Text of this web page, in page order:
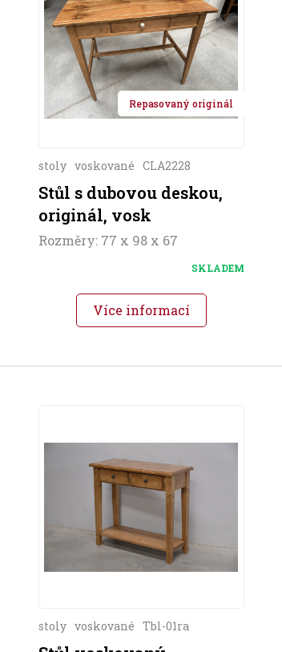
Repasovaný originál
stoly voskované CLA2228
Stůl s dubovou deskou,
originál, vosk
Rozměry: 77 x 98 x 67
SKLADEM
Více informací
stoly voskované Tbl-01ra